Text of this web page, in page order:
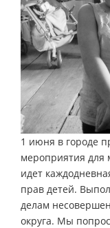
1 июня в городе
мероприятия для
идет
прав детей.
делам
округа. Мы